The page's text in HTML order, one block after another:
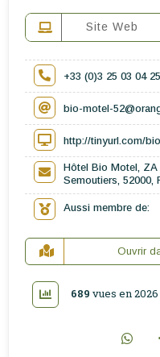
Site Web
+33 (0)3 25 03 04 25
bio-motel-
http://tinyurl.com/
Hôtel Bio Motel, ZA
Semoutiers, 52000,
Aussi membre de:
Ouvrir
689 vues en